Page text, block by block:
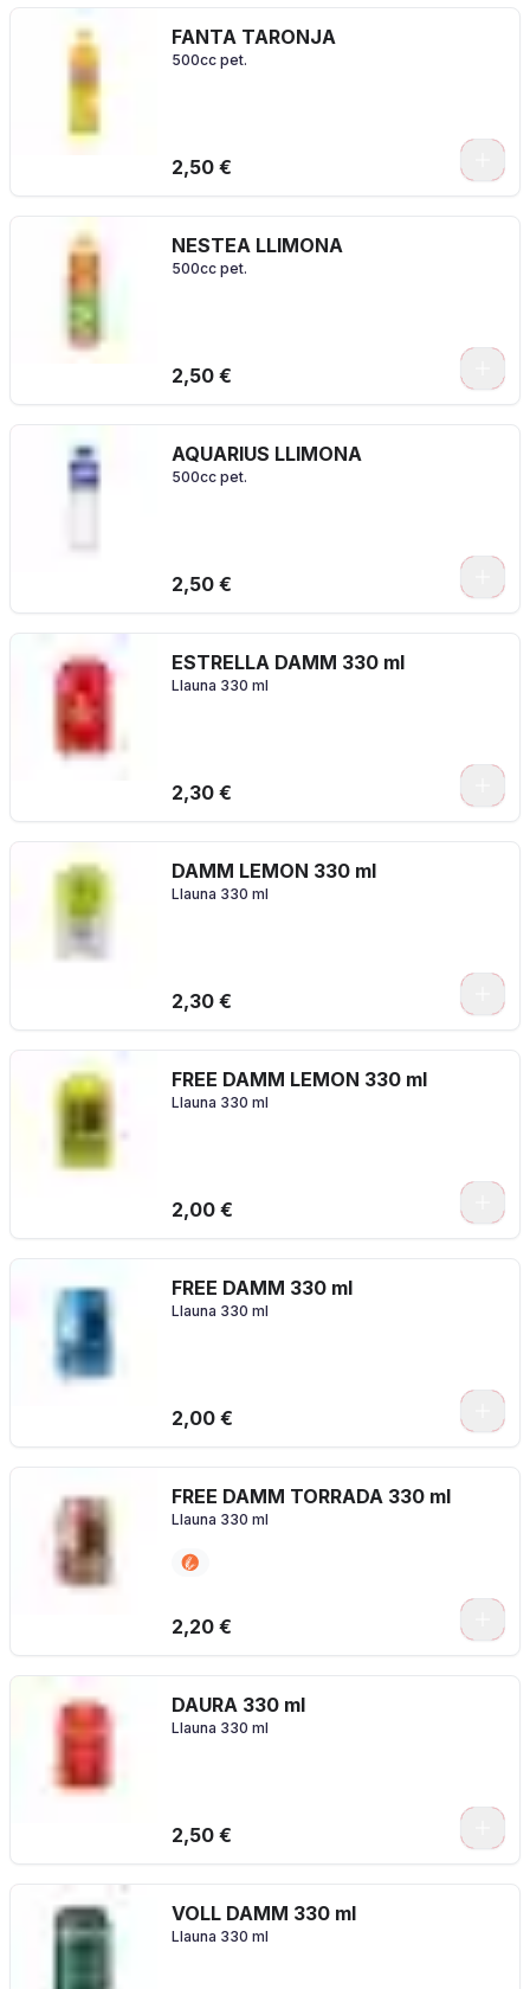
FANTA TARONJA
500cc pet.
2,50 €
NESTEA LLIMONA
500cc pet.
2,50 €
AQUARIUS LLIMONA
500cc pet.
2,50 €
ESTRELLA DAMM 330 ml
Llauna 330 ml
2,30 €
DAMM LEMON 330 ml
Llauna 330 ml
2,30 €
FREE DAMM LEMON 330 ml
Llauna 330 ml
2,00 €
FREE DAMM 330 ml
Llauna 330 ml
2,00 €
FREE DAMM TORRADA 330 ml
Llauna 330 ml
2,20 €
DAURA 330 ml
Llauna 330 ml
2,50 €
VOLL DAMM 330 ml
Llauna 330 ml